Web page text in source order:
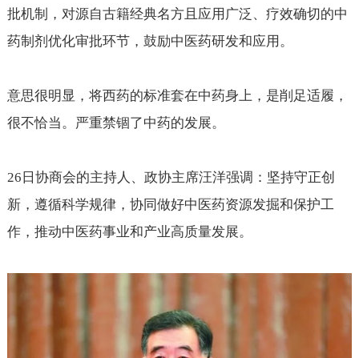
批机制，对源自古籍经典名方且应用广泛、疗效确切的中
药制剂优化审批环节，鼓励中医药研发和应用。
意思很明显，将西药的标准套在中药身上，是削足适履，
很不恰当。严重禁锢了中药的发展。
26 日协商会的主持人、政协主席汪洋强调：坚持守正创
新，遵循科学规律，协同做好中医药资源发掘和保护工
作，推动中医药事业和产业高质量发展。